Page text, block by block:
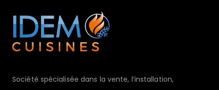
Société spécialisée dans la vente, l’installation,